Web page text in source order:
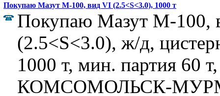
Покупаю Мазут М-100, вид VI (2.5<S<3.0), 1000 т
Покупаю Мазут М-100,
(2.5<S<3.0), ж/д,
1000 т, мин. партия 60
КОМСОМОЛЬСК-